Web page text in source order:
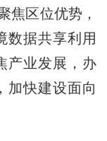
焦区位优势，
数据共享利用
产业发展，办
加快建设面向